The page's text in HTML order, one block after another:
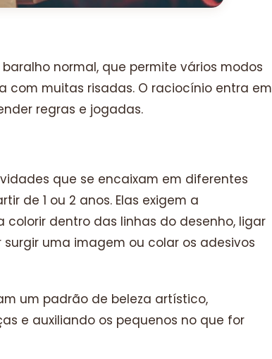
normal, que permite vários modos
com muitas risadas. O raciocínio entra em
regras e jogadas.
que se encaixam em diferentes
de 1 ou 2 anos. Elas exigem a
dentro das linhas do desenho, ligar
uma imagem ou colar os adesivos
um padrão de beleza artístico,
e auxiliando os pequenos no que for